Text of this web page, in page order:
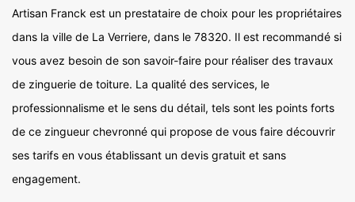
Artisan Franck est un prestataire de choix pour les propriétaires
dans la ville de La Verriere, dans le 78320. Il est recommandé si
vous avez besoin de son savoir-faire pour réaliser des travaux
de zinguerie de toiture. La qualité des services, le
professionnalisme et le sens du détail, tels sont les points forts
de ce zingueur chevronné qui propose de vous faire découvrir
ses tarifs en vous établissant un devis gratuit et sans
engagement.